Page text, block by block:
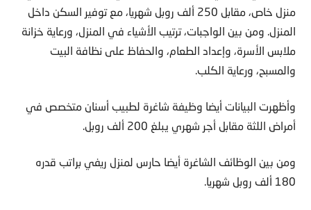
منزل خاص، مقابل 250 ألف روبل شهريا، مع توفير السكن داخل
المنزل. ومن بين الواجبات، ترتيب الأشياء في المنزل، ورعاية خزانة
ملابس الأسرة، وإعداد الطعام، والحفاظ على نظافة البيت
والمسبح، ورعاية الكلب.
وأظهرت البيانات أيضا وظيفة شاغرة لطبيب أسنان متخصص في
أمراض اللثة مقابل أجر شهري يبلغ 200 ألف روبل.
ومن بين الوظائف الشاغرة أيضا حارس لمنزل ريفي براتب قدره
180 ألف روبل شهريا.